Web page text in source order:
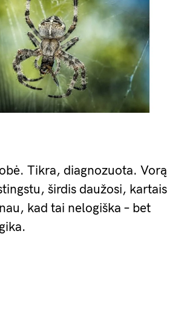
Tikra, diagnozuota. Vorą
širdis daužosi, kartais
kad tai nelogiška – bet